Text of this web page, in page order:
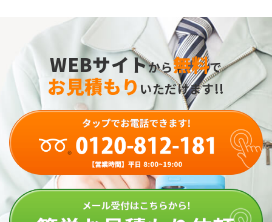
WEBサイトから無料で
お見積もり いただけます!!